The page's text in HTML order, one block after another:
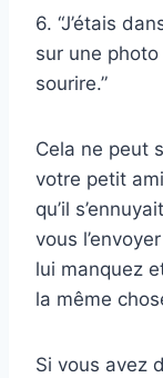
6. “J’étais
sur une photo
sourire.”
Cela ne peut
votre petit
qu’il
vous
lui manquez
la même
Si vous avez